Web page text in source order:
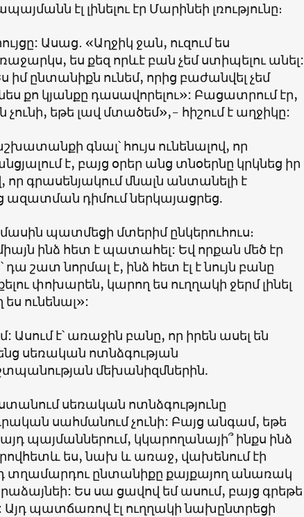
էլ լինելու էր Մարինեի լռությունը։
Ասաց․ «Աղջիկ ջան, ուզում ես
ես քեզ որևէ բան չեմ ստիպելու անել:
իմ ընտանիքն ունեմ, որից բաժանվել չեմ
քո կյանքը դասավորելու»: Բացատրում էր,
չունի, եթե լավ մտածեմ»,- հիշում է աղջիկը:
գնալ՝ հույս ունենալով, որ
է, բայց օրեր անց տնօերնը կրկնեց իր
գրասենյակում մնալն անտանելի է
ազատման դիմում ներկայացրեց.
պատմեցի մտերիմ ընկերուհուս։
ինձ հետ է պատահել: Եվ որքան մեծ էր
շատ նորմալ է, ինձ հետ էլ է նույն բանը
փոխարեն, կարող ես ուղղակի ջերմ լինել
ունենալ»:
Ասում է՝ առաջին բանը, որ իրեն ասել են
սեռական ոտնձգության
մեխանիզմներին.
սեռական ոտնձգությունը
սահմանում չունի: Բայց անգամ, եթե
պայմաններում, կկարողանայի՞ ինքս ինձ
ես, նախ և առաջ, վախենում էի
տղամարդու ընտանիքը քայքայող անառակ
Ես սա ցավով եմ ասում, բայց գրեթե
Այդ պատճառով էլ ուղղակի նախընտրեցի